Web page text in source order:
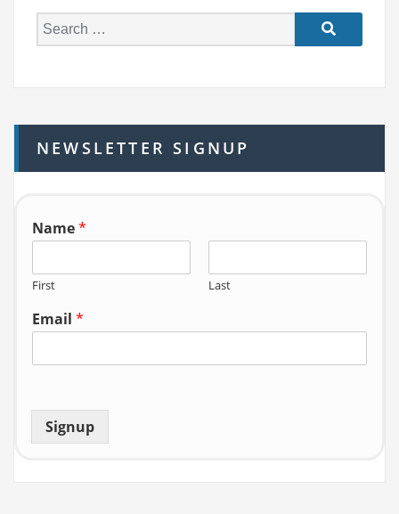
e
h
f
o
NEWSLETTER SIGNUP
Name*
First Last
Email *
Signup